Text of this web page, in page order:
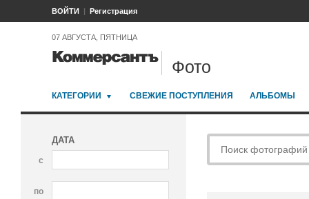
ВОЙТИ Регистрация
07 АВГУСТА, ПЯТНИЦА
Фото
КАТЕГОРИИ СВЕЖИЕ ПОСТУПЛЕНИЯ АЛЬБОМЫ
ДАТА
с
по